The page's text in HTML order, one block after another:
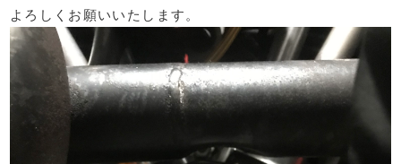
よろしくお願いいたします。